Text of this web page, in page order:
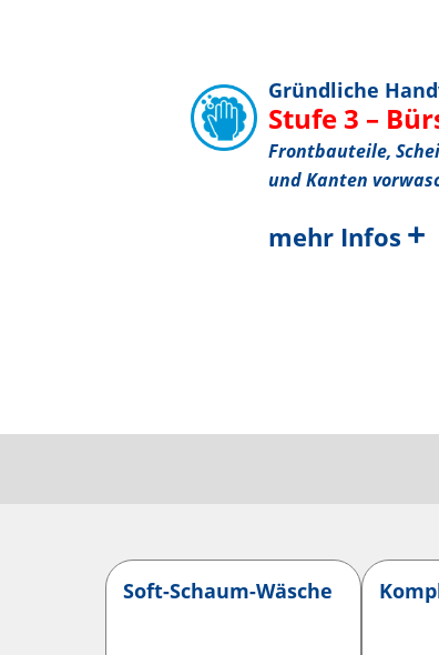
Gründliche
Stufe 3 –
Frontbauteile,
und Kanten
mehr Infos +
Soft-Schaum-Wäsche